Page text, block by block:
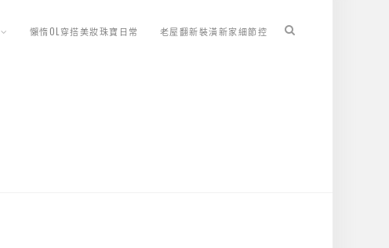
懶惰OL穿搭美妝珠寶日常 老屋翻新裝潢新家細節控